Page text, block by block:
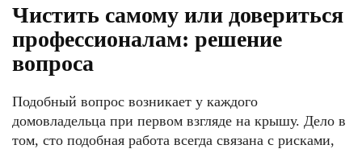
Чистить самому или довериться
профессионалам: решение
вопроса
Подобный вопрос возникает у каждого
домовладельца при первом взгляде на крышу. Дело в
том, сто подобная работа всегда связана с рисками,